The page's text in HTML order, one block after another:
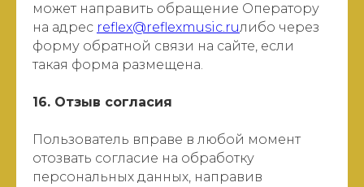
может направить обращение Оператору
на адрес reflex@reflexmusic.ruлибо через
форму обратной связи на сайте, если
такая форма размещена.
16. Отзыв согласия
Пользователь вправе в любой момент
отозвать согласие на обработку
персональных данных, направив